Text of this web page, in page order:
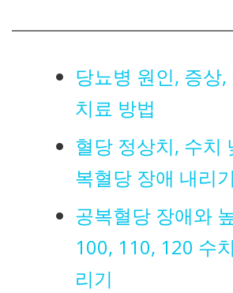
당뇨병 원인, 증상
치료 방법
혈당 정상치, 수치
복혈당 장애 내리기
공복혈당 장애와
100, 110, 120 수
리기